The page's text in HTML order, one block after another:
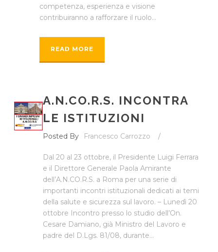
competenza, esperienza e visione
contribuiranno a rafforzare il ruolo...
READ MORE
A.N.CO.R.S. INCONTRA
LE ISTITUZIONI
Posted By Francesco Carrozzo /
Dal 20 al 23 ottobre, il Presidente Luigi Ferrara
e il Direttore Generale Paola Amirante
dell’A.N.CO.R.S. a Roma per una serie di
importanti incontri istituzionali dedicati ai temi
della salute e sicurezza sul lavoro. – Lunedì 20
ottobre Incontro presso lo studio dell’On.
Cesare Damiano, già Ministro del Lavoro e
padre del D.Lgs. 81/08, durante...